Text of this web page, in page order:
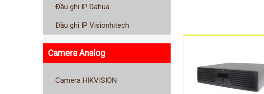
Đầu ghi IP Dahua
Đầu ghi IP Visionhitech
Camera Analog
Camera HIKVISION